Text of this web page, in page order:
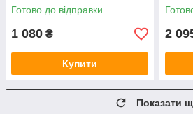
Готово до відправки
1 080 ₴
Купити
2
Показати